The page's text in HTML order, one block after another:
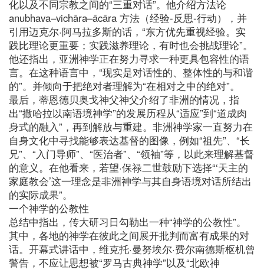
化以及不同宗教之间的“三重对话”。他介绍方法论
anubhava–vichāra–ācāra 方法（经验-反思-行动），并
引用迈克尔·阿马拉多斯的话，“东方优先重视经验。实
践比理论更重要；实践滋养理论，有时也会挑战理论”。
他还指出，亚洲神学正在努力寻求一种更具包容性的语
言。在这种语言中，“现实是对话性的、整体性的与和谐
的”。并倾向于把绝对者理解为“在相对之中的绝对”。
最后，蒂恩德贝奥戈神父神父介绍了非洲的情况，指
出“撒哈拉以南语境神学”的发展历程从“适应”到“道成肉
身式的融入”，再到解放与重建。非洲神学家一直努力在
自身文化中寻找能够表达基督的图像，例如“祖先”、“长
兄”、“入门导师”、“医治者”、“领袖”等，以此来理解基督
的意义。在他看来，若望·保禄二世鼓励下选择“‘天主的
家庭教会’这一理念是非洲神学与其自身语境对话所结出
的实际成果”。
一个神学的公教性
总结中指出，传大研习日勾勒出一种“神学的公教性”。
其中，各地的神学在彼此之间展开批判而富有成果的对
话。开幕式讲话中，维克托·曼努埃尔·费尔南德斯枢机曾
警告，不应让思想被“罗马古典神学”以及“北欧神